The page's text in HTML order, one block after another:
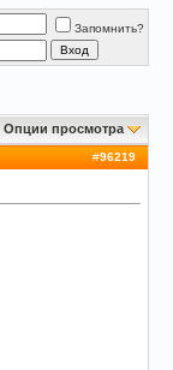
Запомнить?
Опции просмотра
#96219